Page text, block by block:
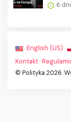
6
English (US) ·
Kontakt ·
© Polityka 2026.